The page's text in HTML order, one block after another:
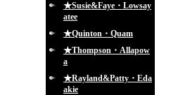
★Susie&Faye・Lowsay
atee
★Quinton・Quam
★Thompson・Allapow
a
★Rayland&Patty・Eda
akie